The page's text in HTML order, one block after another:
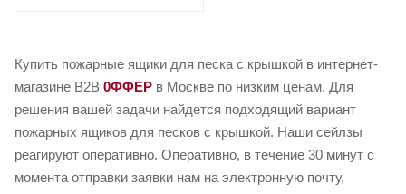
Купить пожарные ящики для песка с крышкой в интернет-
магазине B2B 0ФФЕР в Москве по низким ценам. Для
решения вашей задачи найдется подходящий вариант
пожарных ящиков для песков с крышкой. Наши сейлзы
реагируют оперативно. Оперативно, в течение 30 минут с
момента отправки заявки нам на электронную почту,